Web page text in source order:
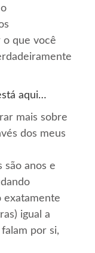
o que você
aqui…
mais sobre
dos meus
são anos e
exatamente
igual a
por si,